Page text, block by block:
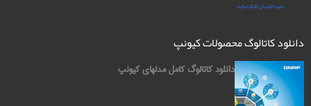
دانلود کاتالوگ محصولات کیونپ
دانلود کاتالوگ کامل مدلهای کیونپ